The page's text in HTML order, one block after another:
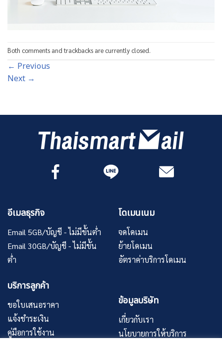
Both comments and trackbacks are currently closed.
← Previous
Next →
อีเมลธุรกิจ
Email 5GB/บัญชี - ไม่มีขั้นต่ำ
Email 30GB/บัญชี - ไม่มีขั้น
ต่ำ
โดเมนเนม
จดโดเมน
ย้ายโดเมน
อัตราค่าบริการโดเมน
บริการลูกค้า
ขอใบเสนอราคา
แจ้งชำระเงิน
คู่มือการใช้งาน
ข้อมูลบริษัท
เกี่ยวกับเรา
นโยบายการให้บริการ